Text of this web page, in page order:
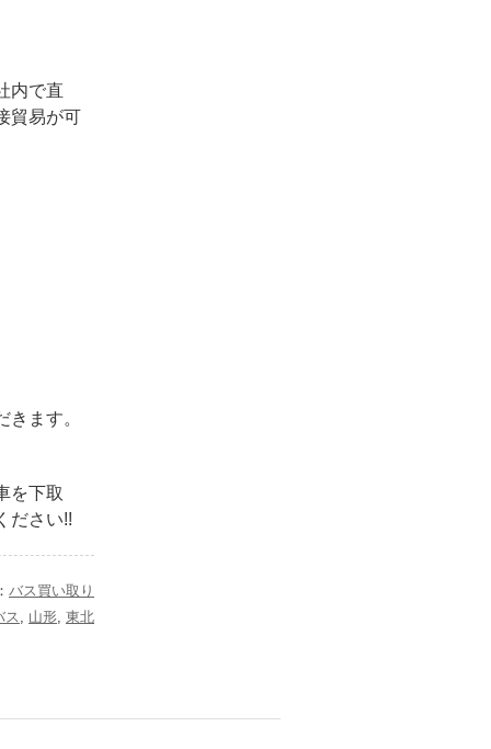
内で直
貿易が可
ます。
を下取
ださい!!
バス買い取り
ス , 山形, 東北